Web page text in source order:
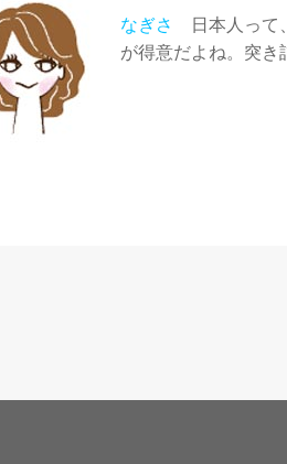
なぎさ
日本人って
が得意だよね。突き